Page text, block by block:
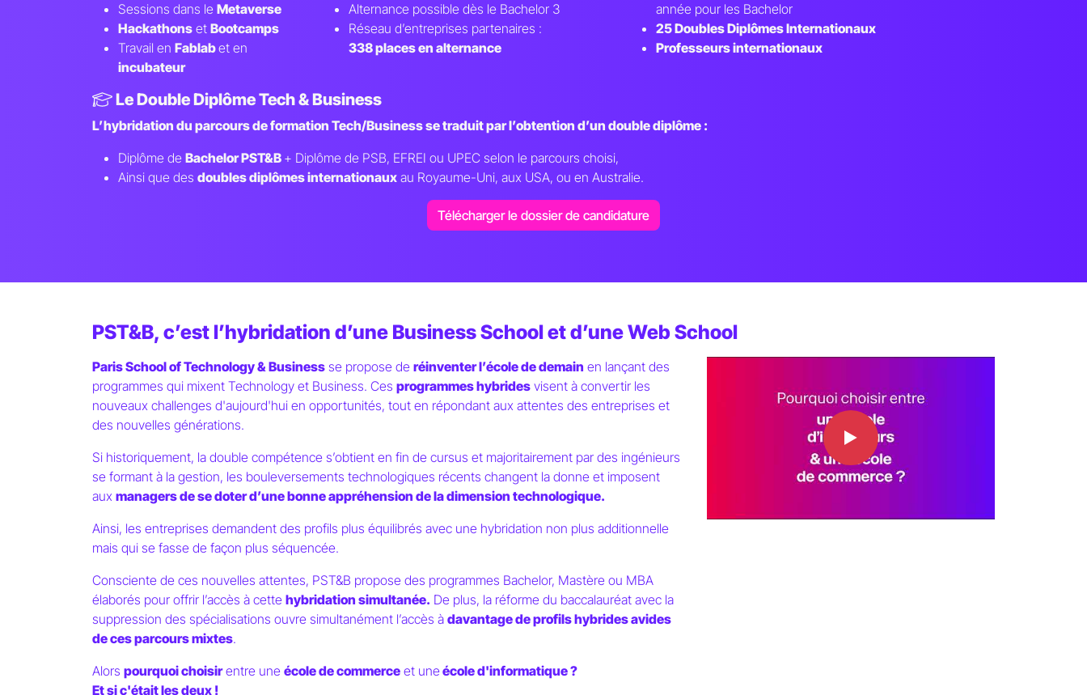
Sessions dans le Metaverse
Hackathons et Bootcamps
Travail en Fablabet en
incubateur
Alternance possible dès le Bachelor 3
Réseau d’entreprises partenaires :
338 places en alternance
année pour les Bachelor
25 Doubles Diplômes Internationaux
Professeurs internationaux
Le Double Diplôme Tech & Business
L’hybridation du parcours de formation Tech/Business se traduit par l’obtention d’un double diplôme :
Diplôme de Bachelor PST&B + Diplôme de PSB, EFREI ou UPEC selon le parcours choisi,
Ainsi que des doubles diplômes internationaux au Royaume-Uni, aux USA, ou en Australie.
Télécharger le dossier de candidature
PST&B, c’est l’hybridation d’une Business School et d’une Web School
Paris School of Technology & Business se propose de réinventer l’école de demain en lançant des
programmes qui mixent Technology et Business. Ces programmes hybrides visent à convertir les
nouveaux challenges d'aujourd'hui en opportunités, tout en répondant aux attentes des entreprises et
des nouvelles générations.
Si historiquement, la double compétence s’obtient en fin de cursus et majoritairement par des ingénieurs
se formant à la gestion, les bouleversements technologiques récents changent la donne et imposent
aux managers de se doter d’une bonne appréhension de la dimension technologique.
Ainsi, les entreprises demandent des profils plus équilibrés avec une hybridation non plus additionnelle
mais qui se fasse de façon plus séquencée.
Consciente de ces nouvelles attentes, PST&B propose des programmes Bachelor, Mastère ou MBA
élaborés pour offrir l’accès à cette hybridation simultanée. De plus, la réforme du baccalauréat avec la
suppression des spécialisations ouvre simultanément l’accès à davantage de profils hybrides avides
de ces parcours mixtes.
Alors pourquoi choisirentre une école de commerce et uneécole d'informatique ?
Et si c'était les deux !